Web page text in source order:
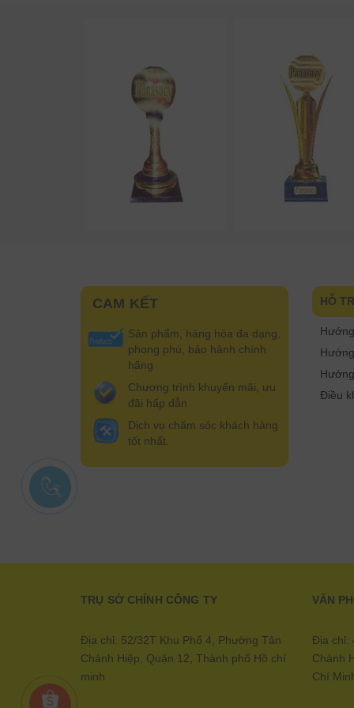
CAM KẾT
Sản phẩm, hàng hóa đa dạng,
phong phú, bảo hành chính
hãng
Chương trình khuyến mãi, ưu
đãi hấp dẫn
Dịch vụ chăm sóc khách hàng
tốt nhất.
HỖ
Điều
TRỤ SỞ CHÍNH CÔNG TY
Địa chỉ: 52/32T Khu Phố 4, Phường Tân
Chánh Hiệp, Quận 12, Thành phố Hồ chí
minh
VĂN
Địa chỉ:
Chánh
Chí